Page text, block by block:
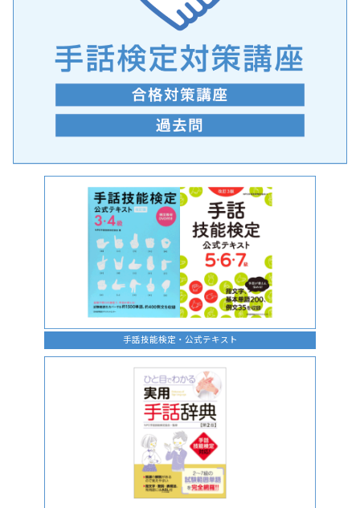
手話技能検定・公式テキスト